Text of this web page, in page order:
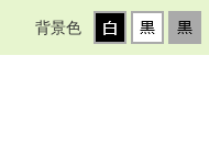
背景色